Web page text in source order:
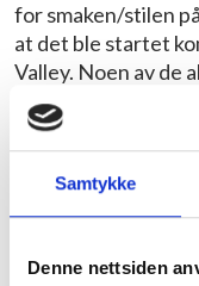
Samtykke
Denne nettsiden
for smaken/stilen
at det ble startet
Valley. Noen av de
ligger her ved
er dreneringen
Salinas elven.
forskjellige fra
rundt San Bernabe
Monterey-bukten